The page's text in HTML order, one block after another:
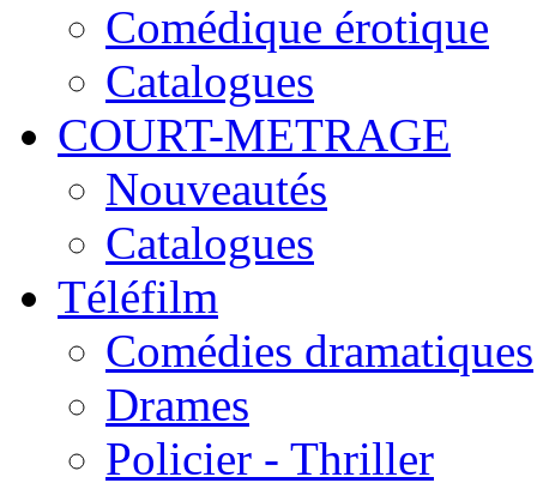
Comédique érotique
Catalogues
COURT-METRAGE
Nouveautés
Catalogues
Téléfilm
Comédies dramatiques
Drames
Policier - Thriller